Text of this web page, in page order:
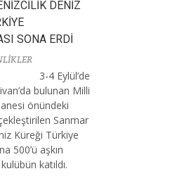
DENİZ
SONA ERDİ
3-4 Eylül’de
bulunan Milli
önündeki
Sanmar
Küreği Türkiye
500’ü aşkın
katıldı.